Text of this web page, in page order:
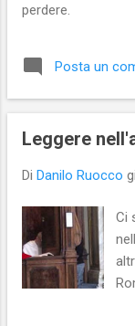
perdere.
Posta un
Leggere
Di Danilo Ruocco
Ci